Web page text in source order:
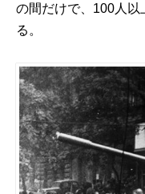
の間だけで、100人
る。